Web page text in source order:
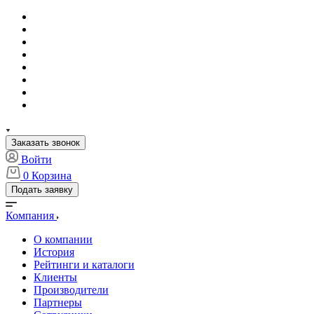
Заказать звонок
Войти
0 Корзина
Подать заявку
Компания
О компании
История
Рейтинги и каталоги
Клиенты
Производители
Партнеры